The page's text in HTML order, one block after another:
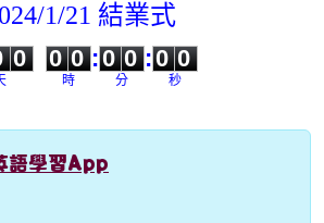
1/21 結業式
0
0
0
0
0
0
時
:
0
0
0
0
分
:
0
0 0
秒
學習App